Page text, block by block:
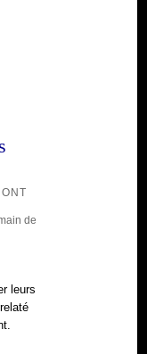
de
leurs